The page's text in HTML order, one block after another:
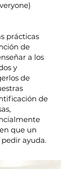
prácticas
de
a los
y
de
de
que un
ayuda.